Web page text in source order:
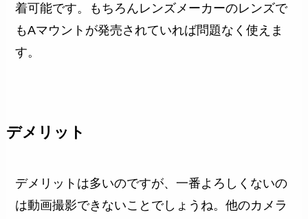
着可能です。もちろんレンズメーカーのレンズで
もAマウントが発売されていれば問題なく使えま
す。
デメリット
デメリットは多いのですが、一番よろしくないの
は動画撮影できないことでしょうね。他のカメラ